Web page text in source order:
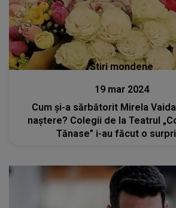
Stiri mondene
19 mar 2024
Cum și-a sărbătorit Mirela
naștere? Colegii de la Teatrul
Tănase” i-au făcut o